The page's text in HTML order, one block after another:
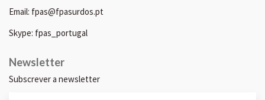
Email: fpas@fpasurdos.pt
Skype: fpas_portugal
Newsletter
Subscrever a newsletter